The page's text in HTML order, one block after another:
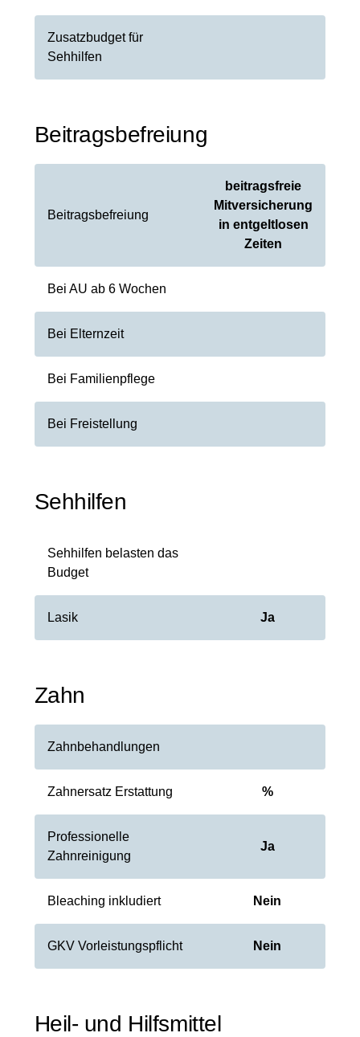
Zusatzbudget für
Sehhilfen
Beitragsbefreiung
Beitragsbefreiung
beitragsfreie
Mitversicherung
in entgeltlosen
Zeiten
Bei AU ab 6 Wochen
Bei Elternzeit
Bei Familienpflege
Bei Freistellung
Sehhilfen
Sehhilfen belasten das
Budget
Lasik Ja
Zahn
Zahnbehandlungen
Zahnersatz Erstattung %
Professionelle
Zahnreinigung
Ja
Bleaching inkludiert Nein
GKV Vorleistungspflicht Nein
Heil- und Hilfsmittel